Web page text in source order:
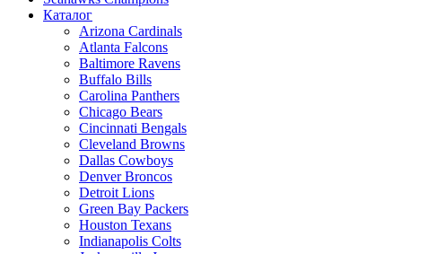
Каталог
Arizona Cardinals
Atlanta Falcons
Baltimore Ravens
Buffalo Bills
Carolina Panthers
Chicago Bears
Cincinnati Bengals
Cleveland Browns
Dallas Cowboys
Denver Broncos
Detroit Lions
Green Bay Packers
Houston Texans
Indianapolis Colts